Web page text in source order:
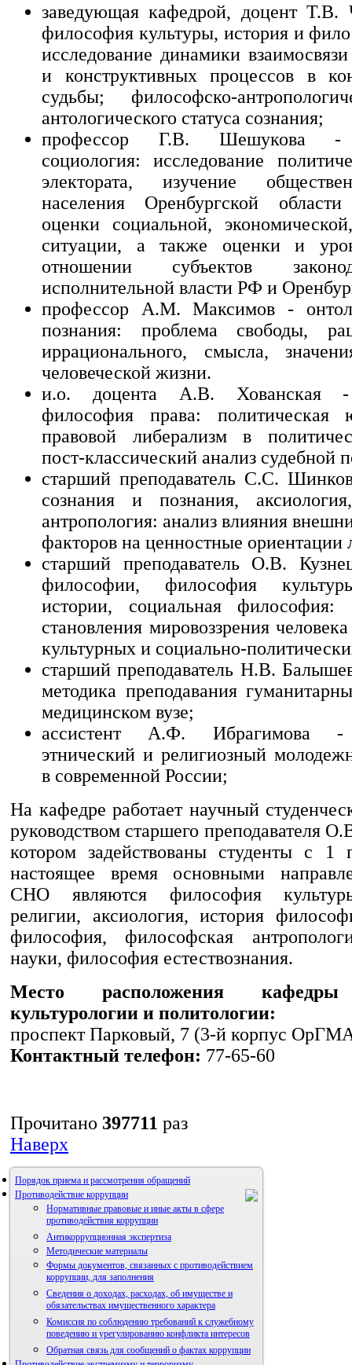
заведующая кафедрой, доцент Т.В.
философия культуры, история и
исследование динамики
и конструктивных процессов в
судьбы; философско-
антологического статуса сознания;
профессор Г.В. Шешукова -
социология: исследование
электората, изучение
населения Оренбургской
оценки социальной,
ситуации, а также оценки и
отношении субъектов
исполнительной власти РФ и
профессор А.М. Максимов -
познания: проблема свободы,
иррационального, смысла,
человеческой жизни.
и.о. доцента А.В. Хованская -
философия права: политическая
правовой либерализм в
пост-классический анализ судебной
старший преподаватель С.С.
сознания и познания,
антропология: анализ влияния
факторов на ценностные ориентации
старший преподаватель О.В.
философии, философия
истории, социальная философия:
становления мировоззрения
культурных и социально-
старший преподаватель Н.В.
методика преподавания
медицинском вузе;
ассистент А.Ф. Ибрагимова -
этнический и религиозный
в современной России;
На кафедре работает научный
руководством старшего преподавателя
котором задействованы студенты с
настоящее время основными
СНО являются философия
религии, аксиология, история
философия, философская
науки, философия естествознания.
Место расположения кафедры
культурологии и политологии:
проспект Парковый, 7 (3-й корпус
Контактный телефон: 77-65-60
Прочитано 397711 раз
Наверх
Порядок приема и рассмотрения обращений
Противодействие коррупции
Нормативные правовые и иные акты в сфере
противодействия коррупции
Антикоррупционная экспертиза
Методические материалы
Формы документов, связанных с противодействием
коррупции, для заполнения
Сведения о доходах, расходах, об имуществе и
обязательствах имущественного характера
Комиссия по соблюдению требований к служебному
поведению и урегулированию конфликта интересов
Обратная связь для сообщений о фактах коррупции